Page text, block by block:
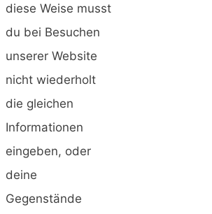
diese Weise musst
du bei Besuchen
unserer Website
nicht wiederholt
die gleichen
Informationen
eingeben, oder
deine
Gegenstände